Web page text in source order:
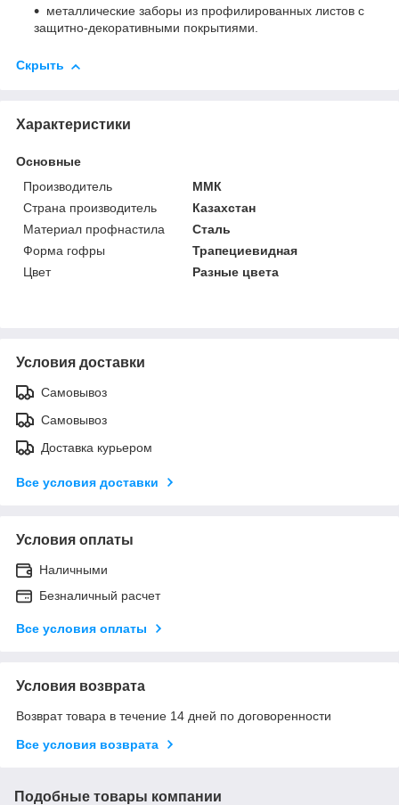
металлические заборы из профилированных листов с
защитно-декоративными покрытиями.
Скрыть
Характеристики
Основные
Производитель
ММК
Страна производитель
Казахстан
Материал профнастила
Сталь
Форма гофры
Трапециевидная
Цвет
Разные цвета
Условия доставки
Самовывоз
Самовывоз
Доставка курьером
Все условия доставки
Условия оплаты
Наличными
Безналичный расчет
Все условия оплаты
Условия возврата
Возврат товара в течение 14 дней по договоренности
Все условия возврата
Подобные товары компании